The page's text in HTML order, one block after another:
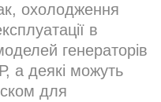
охолодження
в
генераторів
а деякі можуть
для